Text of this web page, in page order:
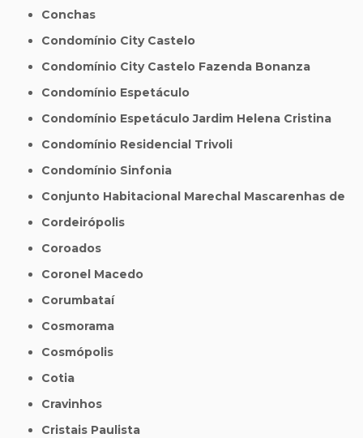
Conchas
Condomínio City Castelo
Condomínio City Castelo Fazenda Bonanza
Condomínio Espetáculo
Condomínio Espetáculo Jardim Helena Cristina
Condomínio Residencial Trivoli
Condomínio Sinfonia
Conjunto Habitacional Marechal Mascarenhas de
Cordeirópolis
Coroados
Coronel Macedo
Corumbataí
Cosmorama
Cosmópolis
Cotia
Cravinhos
Cristais Paulista